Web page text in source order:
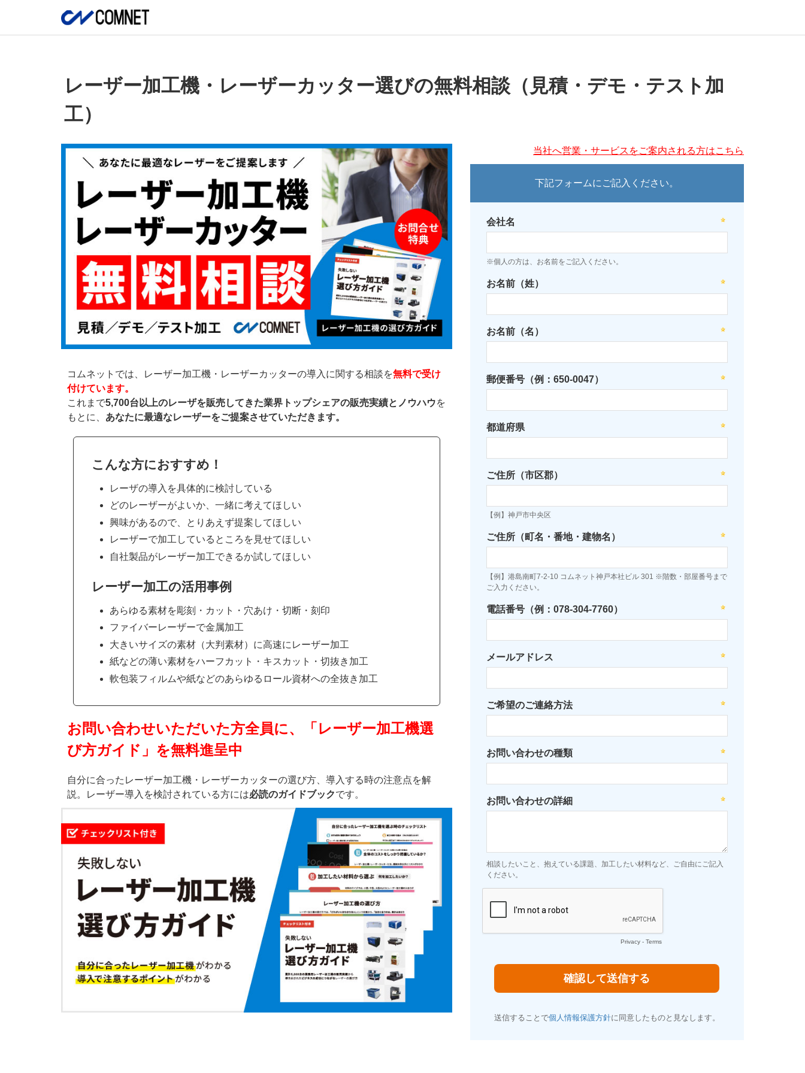
レーザー加工機・レーザーカッター選びの無料相談（見積・デモ・テスト加
工）
コムネットでは、レーザー加工機・レーザーカッターの導入に関する相談を無料で受け
付けています。
これまで5,700台以上のレーザを販売してきた業界トップシェアの販売実績とノウハウを
もとに、 あなたに最適なレーザーをご提案させていただきます。
こんな方におすすめ！
レーザの導入を具体的に検討している
どのレーザーがよいか、一緒に考えてほしい
興味があるので、とりあえず提案してほしい
レーザーで加工しているところを見せてほしい
自社製品がレーザー加工できるか試してほしい
レーザー加工の活用事例
あらゆる素材を彫刻・カット・穴あけ・切断・刻印
ファイバーレーザーで金属加工
大きいサイズの素材（大判素材）に高速にレーザー加工
紙などの薄い素材をハーフカット・キスカット・切抜き加工
軟包装フィルムや紙などのあらゆるロール資材への全抜き加工
お問い合わせいただいた方全員に、「レーザー加工機選
び方ガイド」を無料進呈中
自分に合ったレーザー加工機・レーザーカッターの選び方、導入する時の注意点を解
説。レーザー導入を検討されている方には必読のガイドブックです。
当社へ営業・サービスをご案内される方はこちら
下記フォームにご記入ください。
会社名
※個人の方は、お名前をご記入ください。
お名前（姓）
お名前（名）
郵便番号（例：650-0047）
都道府県
ご住所（市区郡）
【例】神戸市中央区
ご住所（町名・番地・建物名）
【例】港島南町7-2-10 コムネット神戸本社ビル 301 ※階数・部屋番号まで
ご入力ください。
電話番号（例：078-304-7760）
メールアドレス
ご希望のご連絡方法
お問い合わせの種類
お問い合わせの詳細
相談したいこと、抱えている課題、加工したい材料など、ご自由にご記入
ください。
Privacy- Terms
送信することで個人情報保護方針に同意したものと見なします。